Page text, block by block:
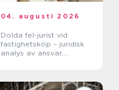
04. augusti 2026
Dolda fel-jurist vid
fastighetsköp – juridisk
analys av ansvar,